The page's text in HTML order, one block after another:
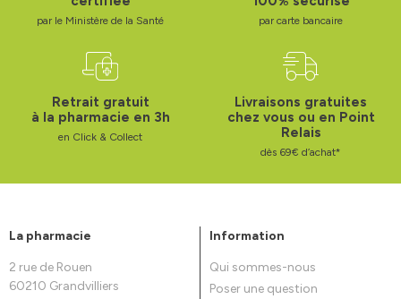
par le Ministère de la Santé par carte bancaire
Retrait gratuit
à la pharmacie en 3h
en Click & Collect
Livraisons gratuites
chez vous ou en Point
Relais
dès 69€ d’achat*
La pharmacie
2 rue de Rouen
60210 Grandvilliers
Information
Qui sommes-nous
Poser une question